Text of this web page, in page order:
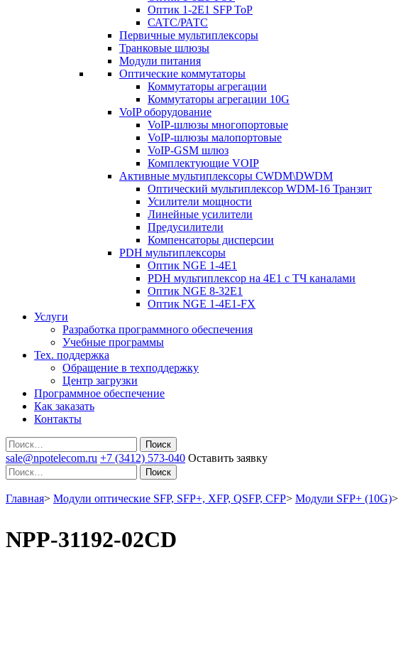
Оптик 1-2E1 SFP ToP
САТС/РАТС
Первичные мультиплексоры
Транковые шлюзы
Модули питания
Оптические коммутаторы
Коммутаторы агрегации
Коммутаторы агрегации 10G
VoIP оборудование
VoIP-шлюзы многопортовые
VoIP-шлюзы малопортовые
VoIP-GSM шлюз
Комплектующие VOIP
Активные мультиплексоры CWDM\DWDM
Оптический мультиплексор WDM-16 Транзит
Усилители мощности
Линейные усилители
Предусилители
Компенсаторы дисперсии
PDH мультиплексоры
Оптик NGE 1-4E1
PDH мультиплексор на 4Е1 с ТЧ каналами
Оптик NGE 8-32E1
Оптик NGE 1-4E1-FX
Услуги
Разработка программного обеспечения
Учебные программы
Тех. поддержка
Обращение в техподдержку
Центр загрузки
Программное обеспечение
Как заказать
Контакты
Поиск
sale@npotelecom.ru +7 (3412) 573-040 Оставить заявку
Поиск
Главная> Модули оптические SFP, SFP+, XFP, QSFP, CFP> Модули SFP+ (10G)>
NPP-31192-02CD